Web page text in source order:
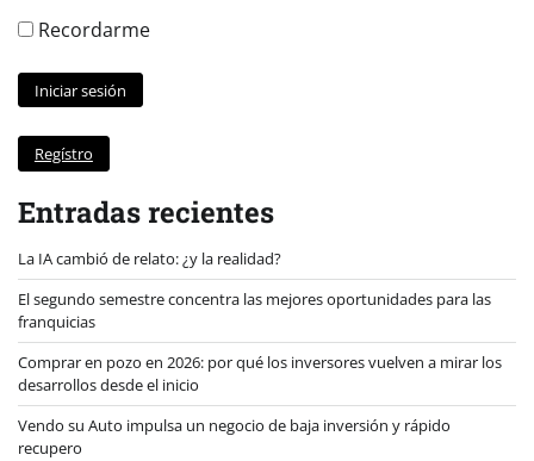
Recordarme
Regístro
Entradas recientes
La IA cambió de relato: ¿y la realidad?
El segundo semestre concentra las mejores oportunidades para las
franquicias
Comprar en pozo en 2026: por qué los inversores vuelven a mirar los
desarrollos desde el inicio
Vendo su Auto impulsa un negocio de baja inversión y rápido
recupero